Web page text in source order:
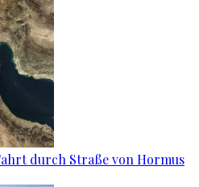
durch Straße von Hormus